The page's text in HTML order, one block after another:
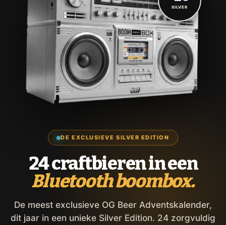
DE EXCLUSIEVE SILVER EDITION
24 craftbieren in een
Bluetooth boombox.
De meest exclusieve OG Beer Adventskalender,
dit jaar in een unieke Silver Edition. 24 zorgvuldig
SILVER